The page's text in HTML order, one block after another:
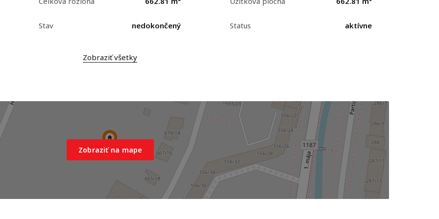
Stav nedokončený Status aktívne
Zobraziť všetky
Zobraziť na mape